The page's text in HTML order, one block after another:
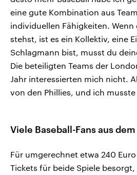
eine gute Kombination aus
individuellen Fähigkeiten. Wenn
stehst, ist es ein Kollektiv, eine
Schlagmann bist, musst du
Die beteiligten Teams der
Jahr interessierten mich nicht.
von den Phillies, und ich
Viele Baseball-Fans aus
Für umgerechnet etwa 240
Tickets für beide Spiele besorgt,